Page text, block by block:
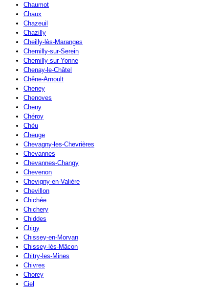
Chaumot
Chaux
Chazeuil
Chazilly
Cheilly-lès-Maranges
Chemilly-sur-Serein
Chemilly-sur-Yonne
Chenay-le-Châtel
Chêne-Arnoult
Cheney
Chenoves
Cheny
Chéroy
Chéu
Cheuge
Chevagny-les-Chevrières
Chevannes
Chevannes-Changy
Chevenon
Chevigny-en-Valière
Chevillon
Chichée
Chichery
Chiddes
Chigy
Chissey-en-Morvan
Chissey-lès-Mâcon
Chitry-les-Mines
Chivres
Chorey
Ciel